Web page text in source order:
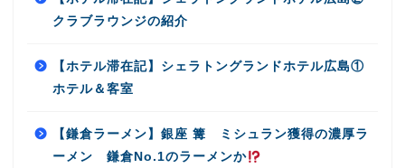
クラブラウンジの紹介
【ホテル滞在記】シェラトングランドホテル広島①
ホテル＆客室
【鎌倉ラーメン】銀座 篝 ミシュラン獲得の濃厚ラ
ーメン 鎌倉No.1のラーメンか